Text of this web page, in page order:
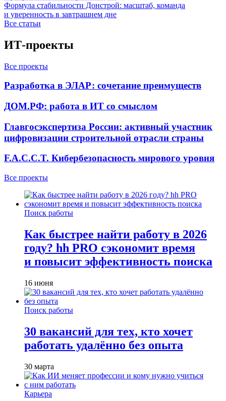
Формула стабильности Донстрой: масштаб, команда
и уверенность в завтрашнем дне
Все статьи
ИТ-проекты
Все проекты
Разработка в ЭЛАР: сочетание преимуществ
ДОМ.РФ: работа в ИТ со смыслом
Главгосэкспертиза России: активный участник
цифровизации строительной отрасли страны
F.A.C.C.T. Кибербезопасность мирового уровня
Все проекты
Поиск работы
Как быстрее найти работу в 2026
году? hh PRO сэкономит время
и повысит эффективность поиска
16 июня
Поиск работы
30 вакансий для тех, кто хочет
работать удалённо без опыта
30 марта
Карьера